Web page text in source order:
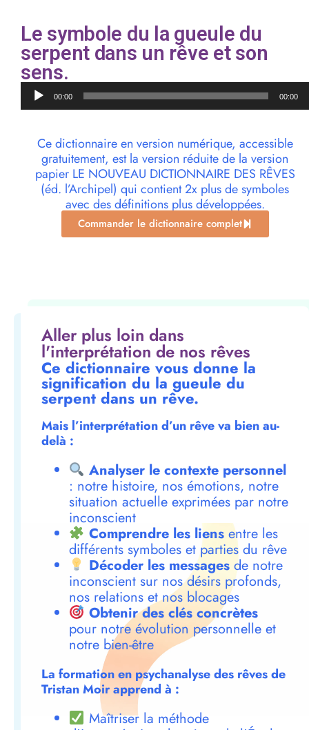
Le symbole du la gueule du
serpent dans un rêve et son
sens.
Lecteur
audio00:00 00:00
Ce dictionnaire en version numérique, accessible
gratuitement, est la version réduite de la version
papier LE NOUVEAU DICTIONNAIRE DES RÊVES
(éd. l’Archipel) qui contient 2x plus de symboles
avec des définitions plus développées.
Commander le dictionnaire complet
Aller plus loin dans
l'interprétation de nos rêves
Ce dictionnaire vous donne la
signification du la gueule du
serpent dans un rêve.
Mais l’interprétation d’un rêve va bien au-
delà :
Analyser le contexte personnel
: notre histoire, nos émotions, notre
situation actuelle exprimées par notre
inconscient
Comprendre les liensentre les
différents symboles et parties du rêve
Décoder les messagesde notre
inconscient sur nos désirs profonds,
nos relations et nos blocages
Obtenir des clés concrètes
pour notre évolution personnelle et
notre bien-être
La formation en psychanalyse des rêves de
Tristan Moir apprend à :
Maîtriser la méthode